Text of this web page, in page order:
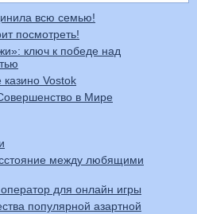
всю семью!
посмотреть!
ключ к победе над
казино Vostok
в Мире
между любящими
для онлайн игры
популярной азартной